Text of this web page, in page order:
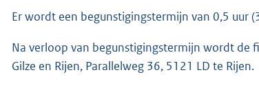
Er wordt een begunstigingstermijn van 0,5 uur
Na verloop van begunstigingstermijn wordt de
Gilze en Rijen, Parallelweg 36, 5121 LD te Rijen.